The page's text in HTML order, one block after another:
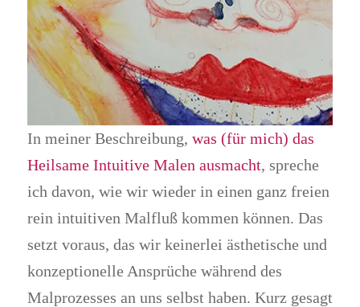
In meiner Beschreibung, was (für mich) das
Heilsame Intuitive Malen ausmacht, spreche
ich davon, wie wir wieder in einen ganz freien
rein intuitiven Malfluß kommen können. Das
setzt voraus, das wir keinerlei ästhetische und
konzeptionelle Ansprüche während des
Malprozesses an uns selbst haben. Kurz gesagt